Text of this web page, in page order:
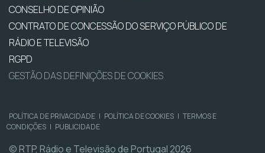
CONSELHO DE OPINIÃO
CONTRATO DE CONCESSÃO DO SERVIÇO PÚBLICO DE
RÁDIO E TELEVISÃO
RGPD
GESTÃO DAS DEFINIÇÕES DE COOKIES
POLÍTICA DE PRIVACIDADE | POLÍTICA DE COOKIES | TERMOS E
CONDIÇÕES | PUBLICIDADE
© RTP, Rádio e Televisão de Portugal 2026